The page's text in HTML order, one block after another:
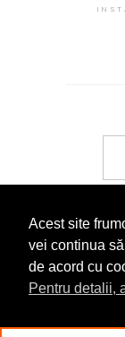
Acest site
vei continua
de acord cu
Pentru detalii,